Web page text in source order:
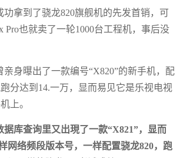
功拿到了骁龙820旗舰机的先发首销，可
Pro也就卖了一轮1000台工程机，事后没
亲身曝出了一款编号“X820”的新手机，配
分达到14.一万，显而易见它是乐视电视
上。
据库查询里又出現了一款“X821”，显而
网络频段版本号，一样配置骁龙820，跑